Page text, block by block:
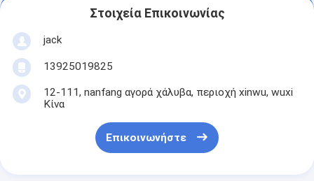
Στοιχεία Επικοινωνίας
jack
13925019825
12-111, nanfang αγορά χάλυβα, περιοχή xinwu, wuxi
Κίνα
Επικοινωνήστε